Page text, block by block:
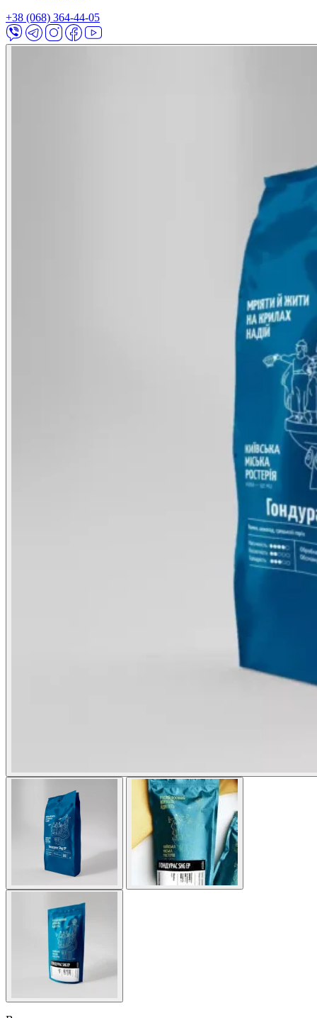
+38 (068) 364-44-05